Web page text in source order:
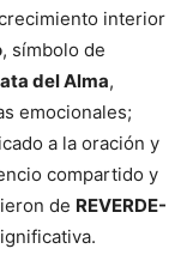
interior
, símbolo de
del Alma,
emocionales;
a la oración y
compartido y
de REVERDE-